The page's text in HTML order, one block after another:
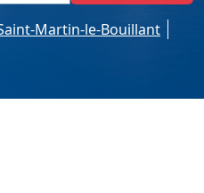
Martin-le-Bouillant